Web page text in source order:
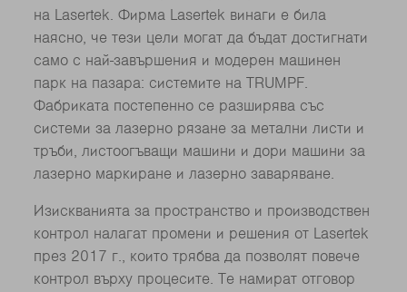
на Lasertek. Фирма Lasertek винаги е била
наясно, че тези цели могат да бъдат достигнати
само с най-завършения и модерен машинен
парк на пазара: системите на TRUMPF.
Фабриката постепенно се разширява със
системи за лазерно рязане за метални листи и
тръби, листоогъващи машини и дори машини за
лазерно маркиране и лазерно заваряване.
Изискванията за пространство и производствен
контрол налагат промени и решения от Lasertek
през 2017 г., които трябва да позволят повече
контрол върху процесите. Те намират отговор